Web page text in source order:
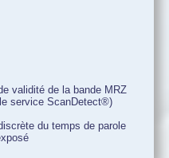
validité de la bande MRZ
service ScanDetect®)
du temps de parole